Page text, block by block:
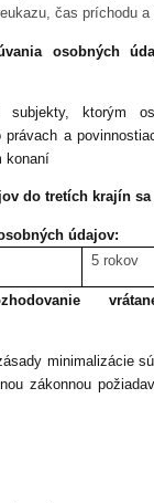
čas príchodu a
osobných
subjekty, ktorým
právach a
konaní
do tretích krajín
údajov:
5 rokov
minimalizácie
zákonnou